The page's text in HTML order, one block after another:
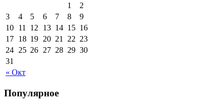
« Окт
1
2
3
4 5 6 7 8
9
10 11 12 13 14 15 16
17 18 19 20 21 22 23
24 25 26 27 28 29 30
31
Популярное